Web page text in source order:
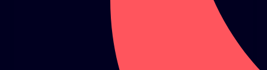
LLYSGENHADON HINSAWDD IEUENCTID